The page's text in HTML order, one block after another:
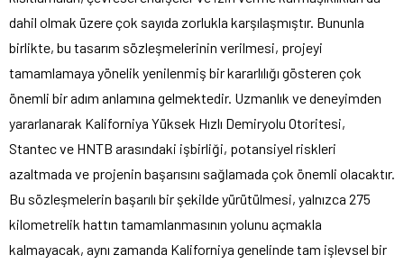
dahil olmak üzere çok sayıda zorlukla karşılaşmıştır. Bununla
birlikte, bu tasarım sözleşmelerinin verilmesi, projeyi
tamamlamaya yönelik yenilenmiş bir kararlılığı gösteren çok
önemli bir adım anlamına gelmektedir. Uzmanlık ve deneyimden
yararlanarak Kaliforniya Yüksek Hızlı Demiryolu Otoritesi,
Stantec ve HNTB arasındaki işbirliği, potansiyel riskleri
azaltmada ve projenin başarısını sağlamada çok önemli olacaktır.
Bu sözleşmelerin başarılı bir şekilde yürütülmesi, yalnızca 275
kilometrelik hattın tamamlanmasının yolunu açmakla
kalmayacak, aynı zamanda Kaliforniya genelinde tam işlevsel bir